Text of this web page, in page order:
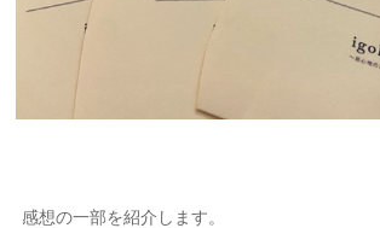
感想の一部を紹介します。